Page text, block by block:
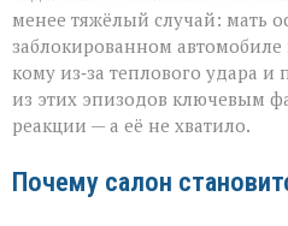
менее тяжёлый случай: мать
заблокированном
кому из‑за теплового удара
из этих эпизодов ключевым
реакции — а её не хватило.
Почему салон